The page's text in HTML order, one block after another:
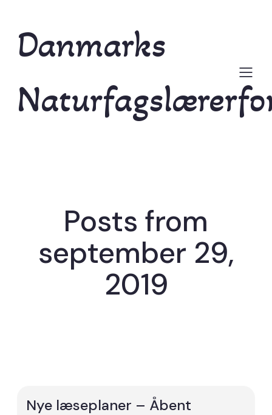
Danmarks
Posts from
september 29,
2019
Nye læseplaner – Åbent